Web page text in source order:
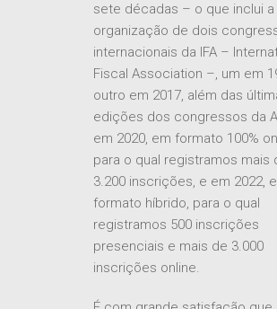
sete décadas – o que inclui a
organização de dois
internacionais da IFA –
Fiscal Association –, um em
outro em 2017, além das
edições dos congressos da
em 2020, em formato 100%
para o qual registramos mais
3.200 inscrições, e em 2022,
formato híbrido, para o qual
registramos 500 inscrições
presenciais e mais de 3.000
inscrições online.